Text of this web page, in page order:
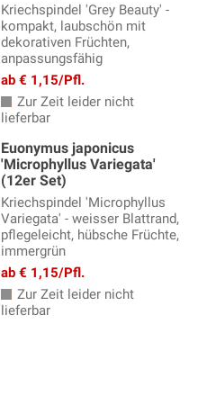
Kriechspindel 'Grey Beauty' -
kompakt, laubschön mit
dekorativen Früchten,
anpassungsfähig
ab € 1,15/Pfl.
Zur Zeit leider nicht
lieferbar
Euonymus japonicus
'Microphyllus Variegata'
(12er Set)
Kriechspindel 'Microphyllus
Variegata' - weisser Blattrand,
pflegeleicht, hübsche Früchte,
immergrün
ab € 1,15/Pfl.
Zur Zeit leider nicht
lieferbar